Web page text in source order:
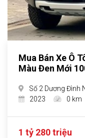
Mua Bán Xe Ô
Màu Đen Mới
Số 2 Dương Đình
2023
0 km
1 tỷ 280 triệu